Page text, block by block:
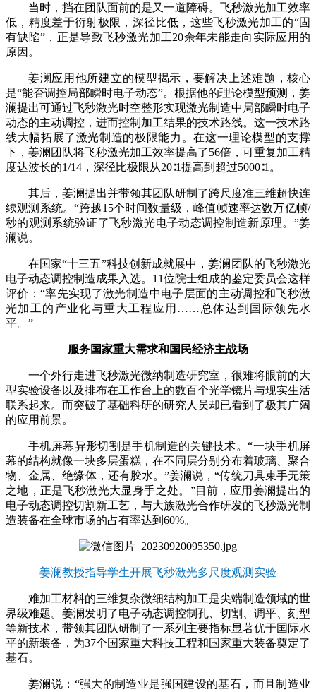
当时，挡在团队面前的是又一道障碍。飞秒激光加工效率
低，精度差于衍射极限，深径比低，这些飞秒激光加工的“固
有缺陷”，正是导致飞秒激光加工20余年未能走向实际应用的
原因。
姜澜应用他所建立的模型揭示，要解决上述难题，核心
是“能否调控局部瞬时电子动态”。根据他的理论模型预测，姜
澜提出可通过飞秒激光时空整形实现激光制造中局部瞬时电子
动态的主动调控，进而控制加工结果的技术路线。这一技术路
线大幅拓展了激光制造的极限能力。在这一理论模型的支撑
下，姜澜团队将飞秒激光加工效率提高了56倍，可重复加工精
度达波长的1/14，深径比极限从20∶1提高到超过5000∶1。
其后，姜澜提出并带领其团队研制了跨尺度准三维超快连
续观测系统。“跨越15个时间数量级，峰值帧速率达数万亿帧/
秒的观测系统验证了飞秒激光电子动态调控制造新原理。”姜
澜说。
在国家“十三五”科技创新成就展中，姜澜团队的飞秒激光
电子动态调控制造成果入选。11位院士组成的鉴定委员会这样
评价：“率先实现了激光制造中电子层面的主动调控和飞秒激
光加工的产业化与重大工程应用……总体达到国际领先水
平。”
服务国家重大需求和国民经济主战场
一个外行走进飞秒激光微纳制造研究室，很难将眼前的大
型实验设备以及排布在工作台上的数百个光学镜片与现实生活
联系起来。而突破了基础科研的研究人员却已看到了极其广阔
的应用前景。
手机屏幕异形切割是手机制造的关键技术。“一块手机屏
幕的结构就像一块多层蛋糕，在不同层分别分布着玻璃、聚合
物、金属、绝缘体，还有胶水。”姜澜说，“传统刀具束手无策
之地，正是飞秒激光大显身手之处。”目前，应用姜澜提出的
电子动态调控切割新工艺，与大族激光合作研发的飞秒激光制
造装备在全球市场的占有率达到60%。
姜澜教授指导学生开展飞秒激光多尺度观测实验
难加工材料的三维复杂微细结构加工是尖端制造领域的世
界级难题。姜澜发明了电子动态调控制孔、切割、调平、刻型
等新技术，带领其团队研制了一系列主要指标显著优于国际水
平的新装备，为37个国家重大科技工程和国家重大装备奠定了
基石。
姜澜说：“强大的制造业是强国建设的基石，而且制造业